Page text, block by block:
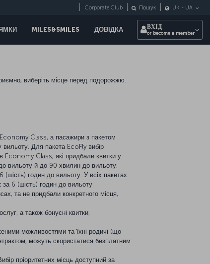
MILES&SMILES ДОВІДКА
Corporate Club Пошук UK - UA
ВХІД
or become a member
виберіть місце перед подорожжю.
Class, а пасажири з пакетом
вильоту. Для пакета EcoFly вибір
Economy Class, які придбали квитки у
вильоту й до 90 хвилин до вильоту;
(шість) годин до вильоту. У всіх пакетах
за 6 (шість) годин до вильоту.
та не придбали конкретного місця,
а також бонусні квитки,
можливостями та їхні родичі (що
можуть скористатися безплатним
пріоритетних місць доступний за